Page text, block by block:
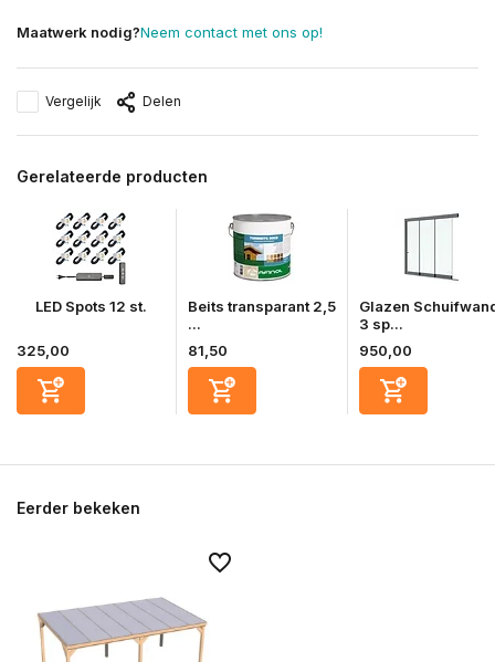
Maatwerk nodig?Neem contact met ons op!
Vergelijk Delen
Gerelateerde producten
LED Spots 12 st.
325,00
Beits transparant 2,5
...
81,50
Glazen
3 sp...
950,00
Eerder bekeken